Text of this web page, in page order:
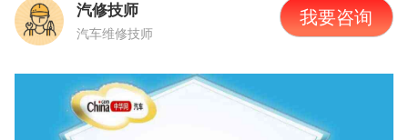
汽修技师
汽车维修技师
我要咨询